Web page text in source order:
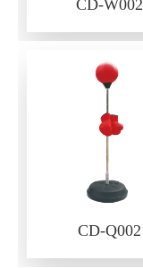
CD-W002
CD-Q002